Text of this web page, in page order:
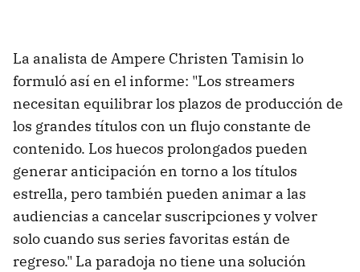
La analista de Ampere Christen Tamisin lo
formuló así en el informe: "Los streamers
necesitan equilibrar los plazos de producción de
los grandes títulos con un flujo constante de
contenido. Los huecos prolongados pueden
generar anticipación en torno a los títulos
estrella, pero también pueden animar a las
audiencias a cancelar suscripciones y volver
solo cuando sus series favoritas están de
regreso." La paradoja no tiene una solución